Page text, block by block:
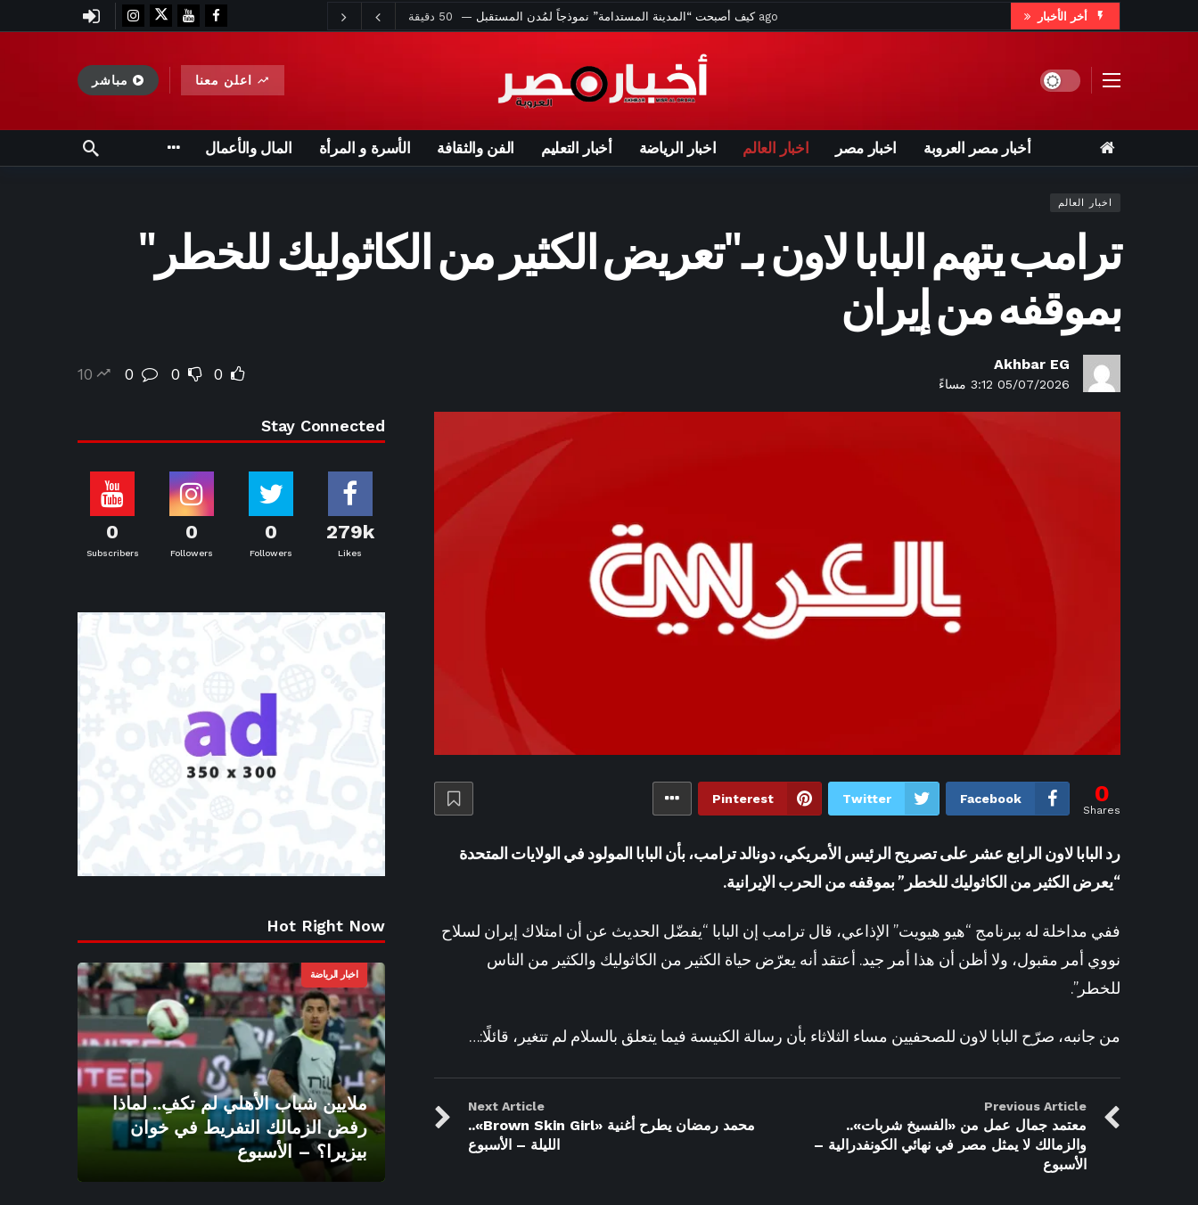
أخر الأخبار كيف أصبحت “المدينة المستدامة” نموذجاً لمُدن المستقبل50 دقيقة ago
الزمالك يتخلص من «أكبر عصابة» في الكرة المصرية – الأسبوع
الكلام أثناء خطبة الجمعة بين بطلان الأجر وصحة الفريضة
هذه المقاطع التي أشعلت فتيل عبور سبتة الجماعي بعد انتشارها بشكل واسعساعتين ago
فليك يستبعد 3 لاعبين من معسكر برشلونة.. ومفاجأة بشأن حمزة عبد الكريم – الأسبوع
لحظة احتماء طلاب تحت الطاولات أثناء إطلاق نار بمدرسة في تايلاند 3 ساعات ago
الاتحاد الأرجنتيني يحسم موقفه من إنفانتينو وسط دعوات رحيله عن «فيفا» – الأسبوع 3 ساعات ago
رودري بين برشلونة وريال مدريد.. قرار مفاجئ يحسم مستقبل نجم مانشستر سيتي – الأسبوع4 ساعات ago
موعد مباراة مصر وإسبانيا في نصف نهائي بطولة العالم لكرة اليد للناشئات والقنوات الناقلة
ذكرى رحيل أمير الأغنية الشعبية.. أسرار ومحطات في حياة حسن الأسمر – الأسبوع
تحليل: كيف تستغل الصواريخ الباليستية الروسية ثغرات الدفاعات الجوية الأوكرانية؟
الاتحاد الإنجليزي يوجه ضربة جديدة لـ إنفانتينو قبل انتخابات رئاسة فيفا – الأسبوع
زيادة أعداد حالات الطلاق ترتبط بالنمو السكاني – الأسبوع 5 ساعات ago
برشلونة ينتظر قرار سيميوني لحسم صفقة جوليان ألفاريز من أتلتيكو مدريد – الأسبوع6 ساعات ago
عبدالرحمن السيد.. ماذا نعلم عن ابن المهاجر المصري الذي "لم يفترض أن يكون سياسيا"؟
ملايين شباب الأهلي لم تكفِ.. لماذا رفض الزمالك التفريط في خوان بيزيرا؟ – الأسبوع
بعد فوزه بالانتخابات التمهيدية.. هل يستطيع عبدالرحمن السيد توحيد صفوف الديمقراطيين في نوفمبر؟
مصطلح «احتواء اللاعبين» تسبب في حملة ضدي.. وفترة أوسكار كانت عبثًا – الأسبوع
كيف عرفت الهواتف الذكية بالزلزال قبل أن يشعر به الناس؟ – الأسبوع7 ساعات ago
توماس سانكارا.. حكاية ثائر – الأسبوع7 ساعات ago
نفسي أفرّح أهل بلدي – الأسبوع
Dark mode اعلن معنا مباشر
أخبار مصر العروبة اخبار مصر اخبار العالم اخبار الرياضة أخبار التعليم الفن والثقافة الأسرة و المرأة المال والأعمال
اخبار العالم
ترامب يتهم البابا لاون بـ"تعريض الكثير من الكاثوليك للخطر"
بموقفه من إيران
Akhbar EG
05/07/2026 3:12 مساءً
0
0
0
10
0
Shares
Facebook
Twitter
Pinterest
رد البابا لاون الرابع عشر على تصريح الرئيس الأمريكي، دونالد ترامب، بأن البابا المولود في الولايات المتحدة
“يعرض الكثير من الكاثوليك للخطر” بموقفه من الحرب الإيرانية.
ففي مداخلة له ببرنامج “هيو هيويت” الإذاعي، قال ترامب إن البابا “يفضّل الحديث عن أن امتلاك إيران لسلاح
نووي أمر مقبول، ولا أظن أن هذا أمر جيد. أعتقد أنه يعرّض حياة الكثير من الكاثوليك والكثير من الناس
للخطر”.
من جانبه، صرّح البابا لاون للصحفيين مساء الثلاثاء بأن رسالة الكنيسة فيما يتعلق بالسلام لم تتغير، قائلًا:…
Previous Article
معتمد جمال عمل من «الفسيخ شربات»..
والزمالك لا يمثل مصر في نهائي الكونفدرالية –
الأسبوع
Next Article
محمد رمضان يطرح أغنية «Brown Skin Girl»..
الليلة – الأسبوع
Stay Connected
279k
Likes
0
Followers
0
Followers
0
Subscribers
Hot Right Now
اخبار الرياضة
ملايين شباب الأهلي لم تكفِ.. لماذا
رفض الزمالك التفريط في خوان
بيزيرا؟ – الأسبوع